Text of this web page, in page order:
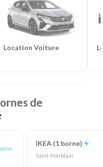
Location Voiture
de
IKEA (1 borne)
Saint-Herblain